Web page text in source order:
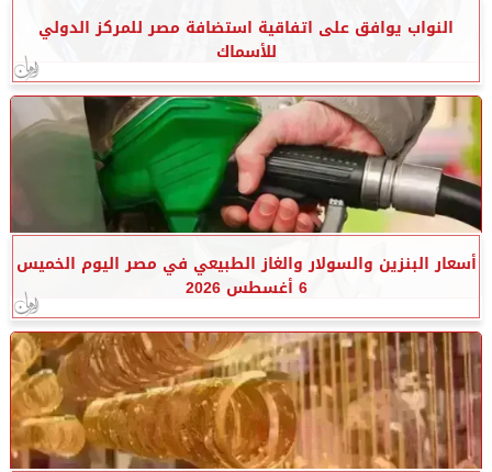
النواب يوافق على اتفاقية استضافة مصر للمركز الدولي
للأسماك
أسعار البنزين والسولار والغاز الطبيعي في مصر اليوم الخميس
6 أغسطس 2026